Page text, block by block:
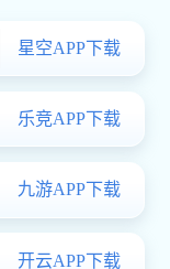
查看详情
是一个
终专注于
定义,给出
装、运